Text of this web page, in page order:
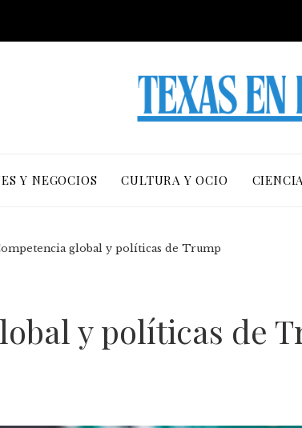
Y NEGOCIOS CULTURA Y OCIO
global y políticas de Trump
y políticas de